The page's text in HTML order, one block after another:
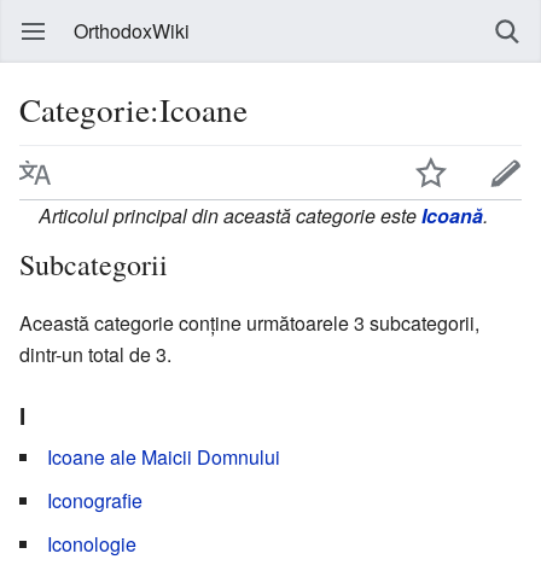
OrthodoxWiki
Categorie:Icoane
Articolul principal din această categorie esteIcoană.
Subcategorii
Această categorie conține următoarele 3 subcategorii,
dintr-un total de 3.
I
Icoane ale Maicii Domnului
Iconografie
Iconologie